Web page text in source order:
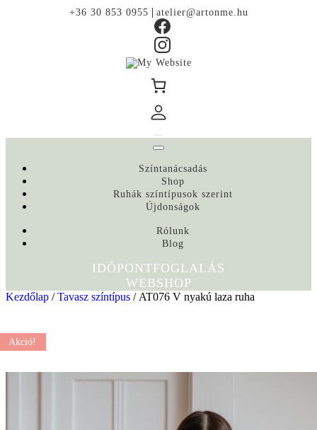
+36 30 853 0955 | atelier@artonme.hu
Színtanácsadás
Shop
Ruhák színtípusok szerint
Újdonságok
Rólunk
Blog
IDŐPONTFOGLALÁS
WEBSHOP
Kezdőlap /Tavasz színtípus / AT076 V nyakú laza ruha
Akció!